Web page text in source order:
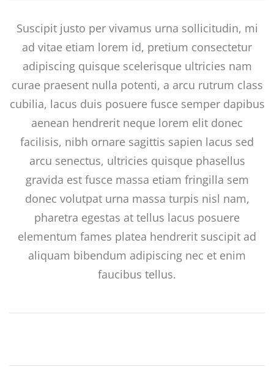
Suscipit justo per vivamus urna sollicitudin, mi
ad vitae etiam lorem id, pretium consectetur
adipiscing quisque scelerisque ultricies nam
curae praesent nulla potenti, a arcu rutrum class
cubilia, lacus duis posuere fusce semper dapibus
aenean hendrerit neque lorem elit donec
facilisis, nibh ornare sagittis sapien lacus sed
arcu senectus, ultricies quisque phasellus
gravida est fusce massa etiam fringilla sem
donec volutpat urna massa turpis nisl nam,
pharetra egestas at tellus lacus posuere
elementum fames platea hendrerit suscipit ad
aliquam bibendum adipiscing nec et enim
faucibus tellus.